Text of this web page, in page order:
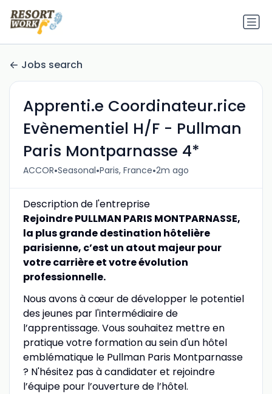
Jobs search
Apprenti.e Coordinateur.rice
Evènementiel H/F - Pullman
Paris Montparnasse 4*
ACCOR•Seasonal•Paris, France•2m ago
Description de l'entreprise
Rejoindre PULLMAN PARIS MONTPARNASSE,
la plus grande destination hôtelière
parisienne, c’est un atout majeur pour
votre carrière et votre évolution
professionnelle.
Nous avons à cœur de développer le potentiel
des jeunes par l'intermédiaire de
l’apprentissage. Vous souhaitez mettre en
pratique votre formation au sein d'un hôtel
emblématique le Pullman Paris Montparnasse
? N'hésitez pas à candidater et rejoindre
l’équipe pour l’ouverture de l’hôtel.